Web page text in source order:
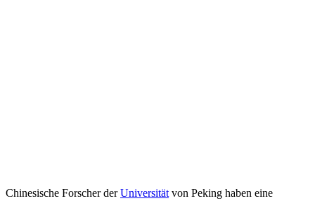
Chinesische Forscher derUniversität von Peking haben eine